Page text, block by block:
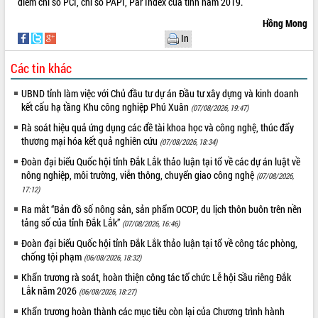
Xây dựng nông thôn mới: Nâng cao đời
thực
Quyết liệt tháo gỡ vướng mắc, đẩy
nhanh tiến độ các dự án trọng điểm
trong Khu kinh tế Nam Phú Yên
Hòn Yến phát triển du lịch gắn với bảo
tồn biển
Lấy ý kiến điều chỉnh Quy hoạch tỉnh
Đắk Lắk thời kỳ 2021-2030, tầm nhìn
đến năm 2050
Phát động chiến dịch 30 ngày đêm
giải phóng mặt bằng Tuyến đường bộ
ven biển
Đắk Lắk nỗ lực thúc đẩy tăng trưởng
kinh tế từ 10% trở lên trong Quý
II/2026
Đắk Lắk ký kết thỏa thuận hợp tác về
chuyển đổi số giai đoạn 2026 – 2030
với Tập đoàn Bưu chính Viễn thông
Việt Nam
Hồng Mong
In
Các tin khác
UBND tỉnh làm việc với Chủ đầu tư dự án Đầu tư xây dựng và kinh doanh
kết cấu hạ tầng Khu công nghiệp Phú Xuân (07/08/2026, 19:47)
Rà soát hiệu quả ứng dụng các đề tài khoa học và công nghệ, thúc đẩy
thương mại hóa kết quả nghiên cứu (07/08/2026, 18:34)
Đoàn đại biểu Quốc hội tỉnh Đắk Lắk thảo luận tại tổ về các dự án luật về
nông nghiệp, môi trường, viễn thông, chuyển giao công nghệ (07/08/2026,
17:12)
Ra mắt “Bản đồ số nông sản, sản phẩm OCOP, du lịch thôn buôn trên nền
tảng số của tỉnh Đắk Lắk” (07/08/2026, 16:46)
Đoàn đại biểu Quốc hội tỉnh Đắk Lắk thảo luận tại tổ về công tác phòng,
chống tội phạm (06/08/2026, 18:32)
Khẩn trương rà soát, hoàn thiện công tác tổ chức Lễ hội Sầu riêng Đắk
Lắk năm 2026 (06/08/2026, 18:27)
Khẩn trương hoàn thành các mục tiêu còn lại của Chương trình hành